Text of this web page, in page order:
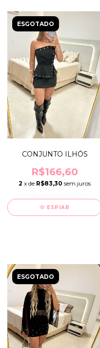
ESGOTADO
CONJUNTO ILHÓS
R$166,60
2 x de R$83,30 sem juros
ESPIAR
ESGOTADO